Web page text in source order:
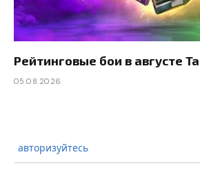
Рейтинговые бои в августе
05.08.2026
авторизуйтесь